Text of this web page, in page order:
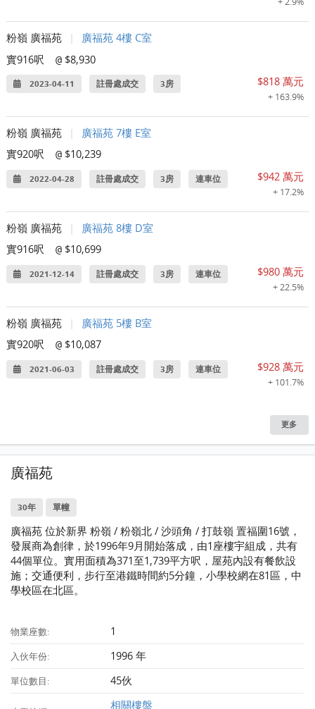
粉嶺 廣福苑
廣福苑 4樓 C室
實916呎
@ $8,930
2023-04-11 註冊處成交 3房 $818 萬元
+ 163.9%
粉嶺 廣福苑
廣福苑 7樓 E室
實920呎
@ $10,239
2022-04-28 註冊處成交 3房 連車位 $942 萬元
+ 17.2%
粉嶺 廣福苑
廣福苑 8樓 D室
實916呎
@ $10,699
2021-12-14 註冊處成交 3房 連車位 $980 萬元
+ 22.5%
粉嶺 廣福苑
廣福苑 5樓 B室
實920呎
@ $10,087
2021-06-03 註冊處成交 3房 連車位 $928 萬元
+ 101.7%
更多
廣福苑
30年 單幢
廣福苑 位於新界 粉嶺 / 粉嶺北 / 沙頭角 / 打鼓嶺 置福圍16號，
發展商為創律，於1996年9月開始落成，由1座樓宇組成，共有
44個單位。實用面積為371至1,739平方呎，屋苑內設有餐飲設
施；交通便利，步行至港鐵時間約5分鐘，小學校網在81區，中
學校區在北區。
物業座數: 1
入伙年份: 1996 年
單位數目: 45伙
相關樓盤